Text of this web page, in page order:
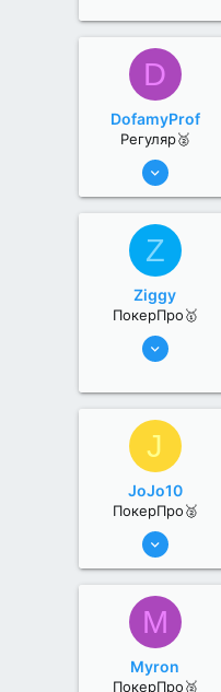
0
D
DofamyProf
Регуляр🥈
19 Июл 2022
0
Z
Ziggy
ПокерПро🥇
25 Июл 2022
0
J
JoJo10
ПокерПро🥈
13 Июн 2022
3
M
Myron
ПокерПро🥈